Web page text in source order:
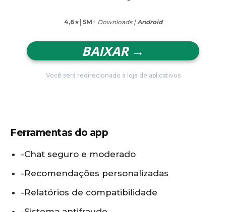
4,6★| 5M+ Downloads |Android
BAIXAR →
Você será redirecionado à loja de aplicativos
Ferramentas do app
-Chat seguro e moderado
-Recomendações personalizadas
-Relatórios de compatibilidade